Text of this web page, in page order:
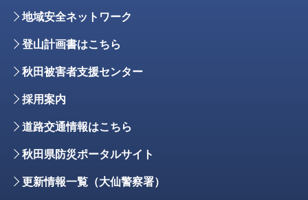
地域安全ネットワーク
登山計画書はこちら
秋田被害者支援センター
採用案内
道路交通情報はこちら
秋田県防災ポータルサイト
更新情報一覧（大仙警察署）